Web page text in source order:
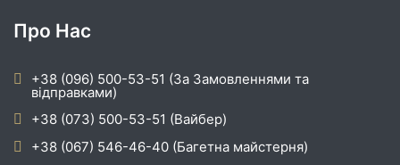
Про Нас
+38 (096) 500-53-51 (За Замовленнями та
відправками)
+38 (073) 500-53-51 (Вайбер)
+38 (067) 546-46-40 (Багетна майстерня)